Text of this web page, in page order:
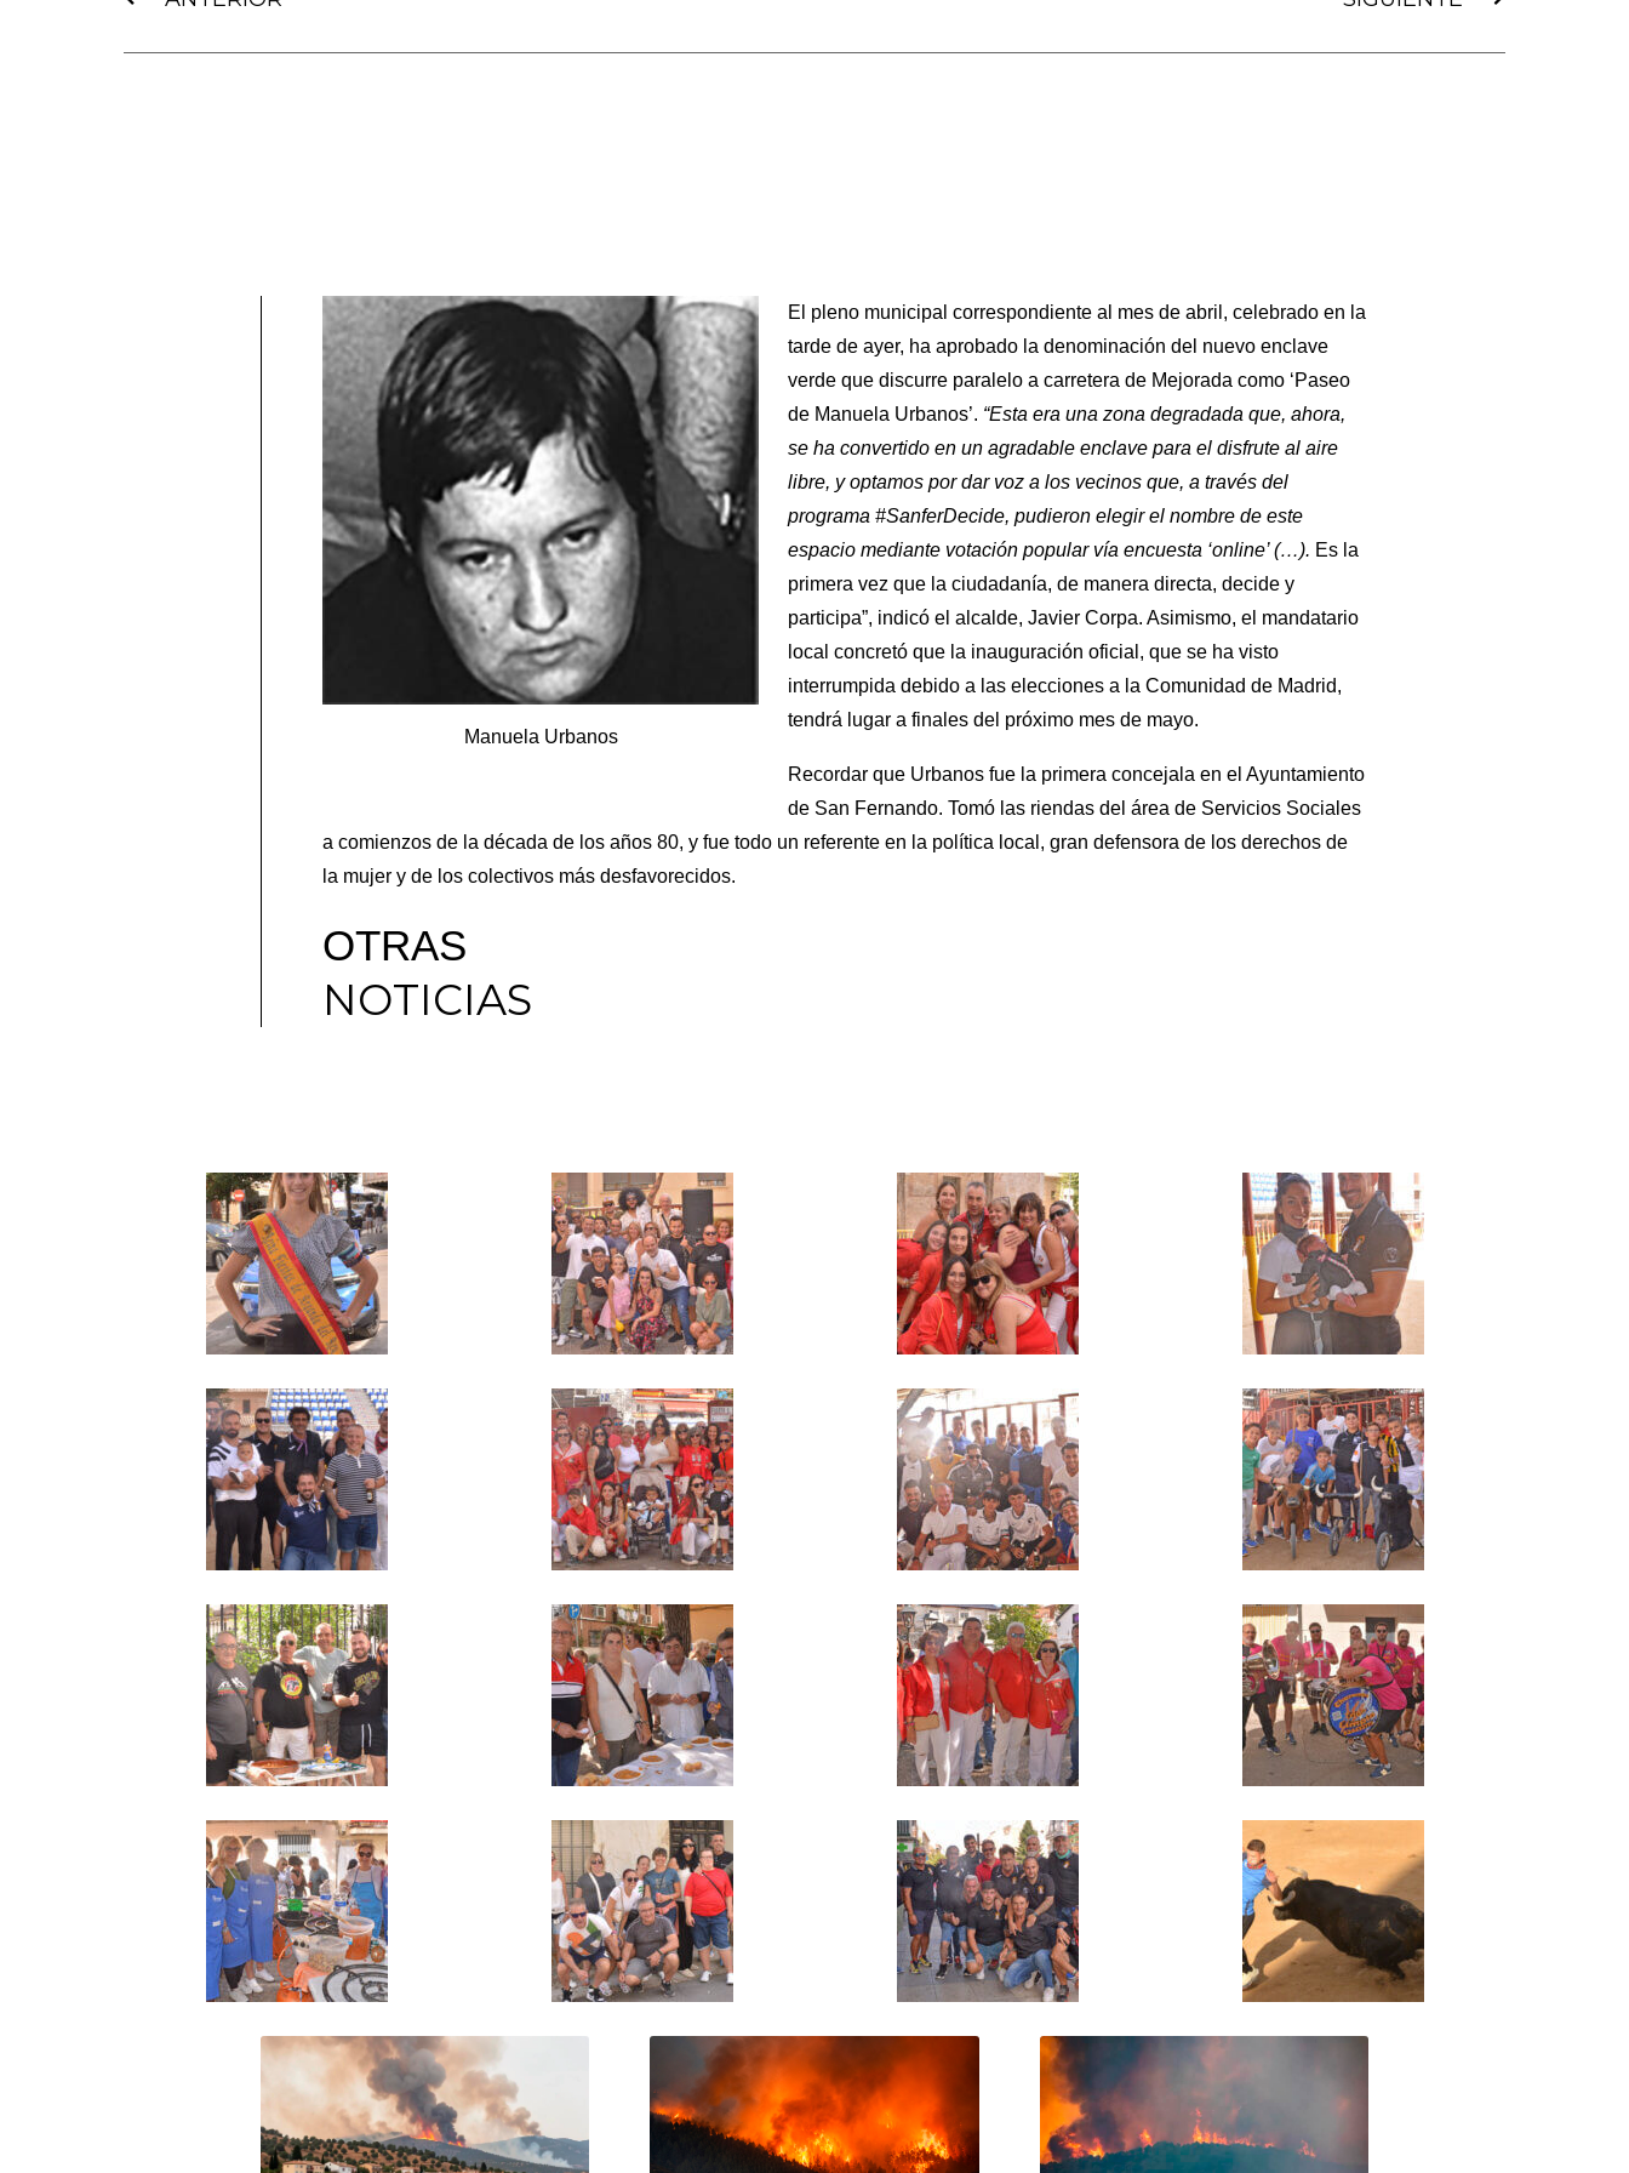
Manuela Urbanos
El pleno municipal correspondiente al mes de abril, celebrado en la
tarde de ayer, ha aprobado la denominación del nuevo enclave
verde que discurre paralelo a carretera de Mejorada como ‘Paseo
de Manuela Urbanos’. “Esta era una zona degradada que, ahora,
se ha convertido en un agradable enclave para el disfrute al aire
libre, y optamos por dar voz a los vecinos que, a través del
programa #SanferDecide, pudieron elegir el nombre de este
espacio mediante votación popular vía encuesta ‘online’ (…). Es la
primera vez que la ciudadanía, de manera directa, decide y
participa”, indicó el alcalde, Javier Corpa. Asimismo, el mandatario
local concretó que la inauguración oficial, que se ha visto
interrumpida debido a las elecciones a la Comunidad de Madrid,
tendrá lugar a finales del próximo mes de mayo.
Recordar que Urbanos fue la primera concejala en el Ayuntamiento
de San Fernando. Tomó las riendas del área de Servicios Sociales
a comienzos de la década de los años 80, y fue todo un referente en la política local, gran defensora de los derechos de
la mujer y de los colectivos más desfavorecidos.
OTRAS
NOTICIAS